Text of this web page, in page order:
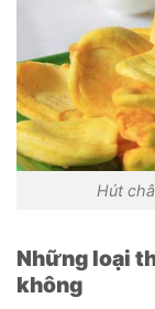
Hút
Những loại
không